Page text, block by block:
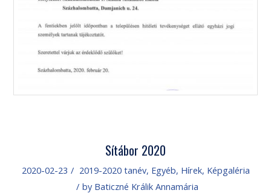
Sítábor 2020
2020-02-23 / 2019-2020 tanév, Egyéb, Hírek, Képgaléria
/ by Baticzné Králik Annamária